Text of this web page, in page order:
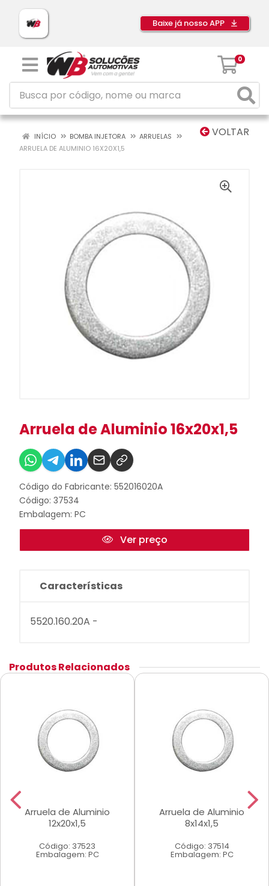
Baixe já nosso APP
0
VOLTAR
INÍCIO BOMBA INJETORA
ARRUELAS
ARRUELA DE ALUMINIO 16X20X1,5
Arruela de Aluminio 16x20x1,5
Código do Fabricante: 552016020A
Código: 37534
Embalagem: PC
Ver preço
Características
5520.160.20A -
Produtos Relacionados
Arruela de Aluminio
12x20x1,5
Código: 37523
Embalagem: PC
Arruela de Aluminio
8x14x1,5
Código: 37514
Embalagem: PC